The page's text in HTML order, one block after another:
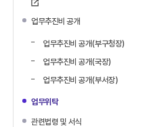
업무추진비 공개
업무추진비 공개(부구청장)
업무추진비 공개(국장)
업무추진비 공개(부서장)
업무위탁
관련법령 및 서식